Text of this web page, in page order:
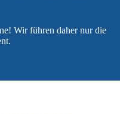
Wir führen daher nur die